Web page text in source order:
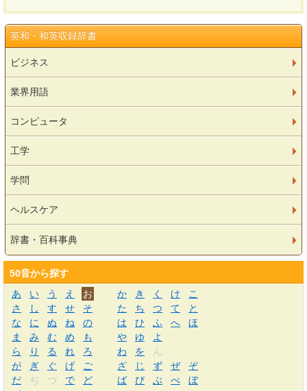
英和・和英収録辞書
ビジネス
業界用語
コンピュータ
工学
学問
ヘルスケア
辞書・百科事典
50音から探す
あ
い う え お か き く け
こ
さ
し す せ そ た ち つ て
と
な
に ぬ ね の は ひ ふ へ
ほ
ま
み む め も や ゆ
よ
ら
り る れ ろ わ を
ん
が
ぎ ぐ げ ご ざ じ ず ぜ
ぞ
だ
ぢ づ で ど ば び ぶ べ
ぼ